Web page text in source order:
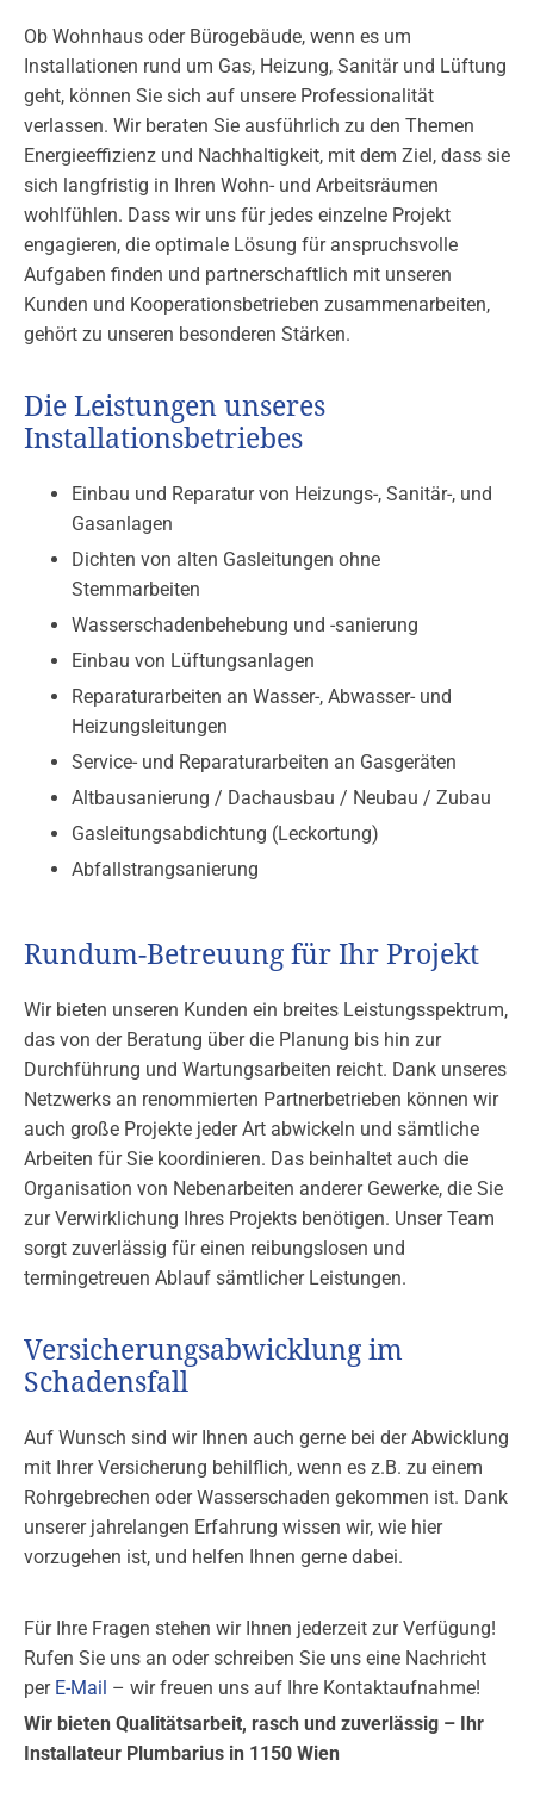
Ob Wohnhaus oder Bürogebäude, wenn es um
Installationen rund um Gas, Heizung, Sanitär und Lüftung
geht, können Sie sich auf unsere Professionalität
verlassen. Wir beraten Sie ausführlich zu den Themen
Energieeffizienz und Nachhaltigkeit, mit dem Ziel, dass sie
sich langfristig in Ihren Wohn- und Arbeitsräumen
wohlfühlen. Dass wir uns für jedes einzelne Projekt
engagieren, die optimale Lösung für anspruchsvolle
Aufgaben finden und partnerschaftlich mit unseren
Kunden und Kooperationsbetrieben zusammenarbeiten,
gehört zu unseren besonderen Stärken.
Die Leistungen unseres
Installationsbetriebes
Einbau und Reparatur von Heizungs-, Sanitär-, und
Gasanlagen
Dichten von alten Gasleitungen ohne
Stemmarbeiten
Wasserschadenbehebung und -sanierung
Einbau von Lüftungsanlagen
Reparaturarbeiten an Wasser-, Abwasser- und
Heizungsleitungen
Service- und Reparaturarbeiten an Gasgeräten
Altbausanierung / Dachausbau / Neubau / Zubau
Gasleitungsabdichtung (Leckortung)
Abfallstrangsanierung
Rundum-Betreuung für Ihr Projekt
Wir bieten unseren Kunden ein breites Leistungsspektrum,
das von der Beratung über die Planung bis hin zur
Durchführung und Wartungsarbeiten reicht. Dank unseres
Netzwerks an renommierten Partnerbetrieben können wir
auch große Projekte jeder Art abwickeln und sämtliche
Arbeiten für Sie koordinieren. Das beinhaltet auch die
Organisation von Nebenarbeiten anderer Gewerke, die Sie
zur Verwirklichung Ihres Projekts benötigen. Unser Team
sorgt zuverlässig für einen reibungslosen und
termingetreuen Ablauf sämtlicher Leistungen.
Versicherungsabwicklung im
Schadensfall
Auf Wunsch sind wir Ihnen auch gerne bei der Abwicklung
mit Ihrer Versicherung behilflich, wenn es z.B. zu einem
Rohrgebrechen oder Wasserschaden gekommen ist. Dank
unserer jahrelangen Erfahrung wissen wir, wie hier
vorzugehen ist, und helfen Ihnen gerne dabei.
Für Ihre Fragen stehen wir Ihnen jederzeit zur Verfügung!
Rufen Sie uns an oder schreiben Sie uns eine Nachricht
per E-Mail – wir freuen uns auf Ihre Kontaktaufnahme!
Wir bieten Qualitätsarbeit, rasch und zuverlässig – Ihr
Installateur Plumbarius in 1150 Wien